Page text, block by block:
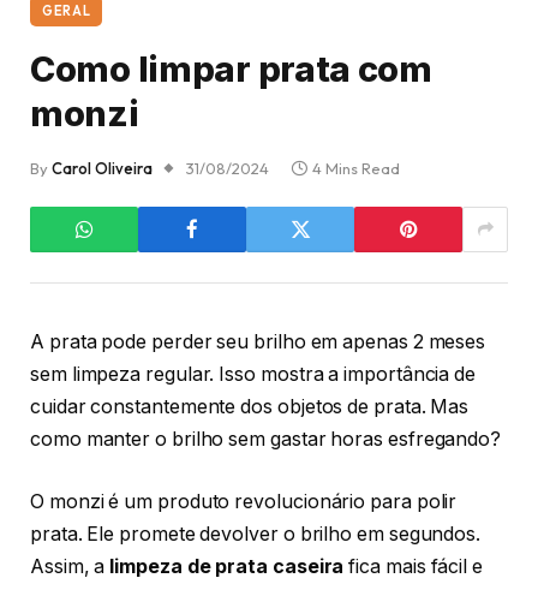
GERAL
Como limpar prata com
monzi
ByCarol Oliveira 31/08/2024 4 Mins Read
A prata pode perder seu brilho em apenas 2 meses
sem limpeza regular. Isso mostra a importância de
cuidar constantemente dos objetos de prata. Mas
como manter o brilho sem gastar horas esfregando?
O monzi é um produto revolucionário para polir
prata. Ele promete devolver o brilho em segundos.
Assim, a limpeza de prata caseira fica mais fácil e